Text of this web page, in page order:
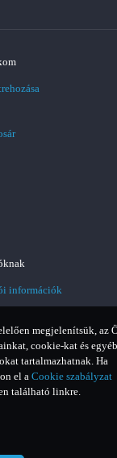
megjelenítsük, az
cookie-kat és egyéb
tartalmazhatnak. Ha
el a Cookie szabályzat
található linkre.
információk